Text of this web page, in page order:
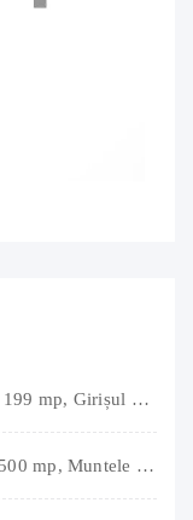
De vânzare: casă cu 6 camere, livadă, 3 199 mp, Girișul Negru, Bihor, 42 000 Euro. Comision 0.
De vânzare: casă, singur în curte, teren 500 mp, Muntele Găina, Oradea. 157.000 € (negociabil). Comision 0.